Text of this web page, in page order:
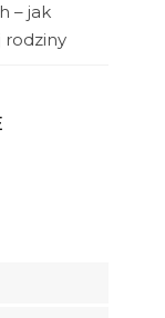
– jak
rodziny